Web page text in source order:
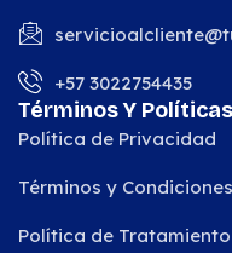
+57 3022754435
Términos Y Políticas
Política de Privacidad
Términos y
Política de